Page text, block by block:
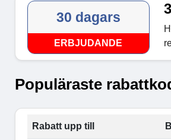
30 dagars
ERBJUDANDE
Populäraste
Rabatt upp till